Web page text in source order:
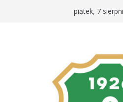
piątek, 7